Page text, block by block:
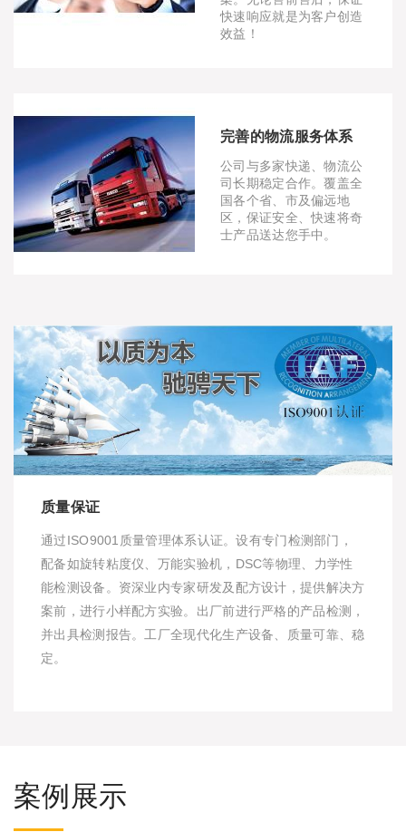
快速响应就是为客户创造
效益！
完善的物流服务体系
公司与多家快递、物流公
司长期稳定合作。覆盖全
国各个省、市及偏远地
区，保证安全、快速将奇
士产品送达您手中。
质量保证
通过ISO9001质量管理体系认证。设有专门检测部门，
配备如旋转粘度仪、万能实验机，DSC等物理、力学性
能检测设备。资深业内专家研发及配方设计，提供解决方
案前，进行小样配方实验。出厂前进行严格的产品检测，
并出具检测报告。工厂全现代化生产设备、质量可靠、稳
定。
案例展示